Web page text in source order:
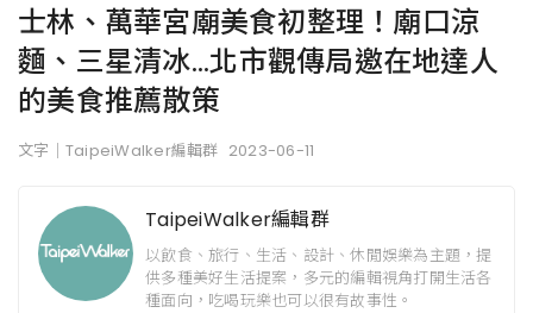
士林、萬華宮廟美食初整理！廟口涼
麵、三星清冰...北市觀傳局邀在地達人
的美食推薦散策
文字｜TaipeiWalker編輯群 2023-06-11
TaipeiWalker編輯群
以飲食、旅行、生活、設計、休閒娛樂為主題，提
供多種美好生活提案，多元的編輯視角打開生活各
種面向，吃喝玩樂也可以很有故事性。